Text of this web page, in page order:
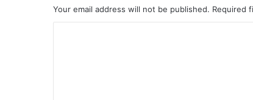
Your email address will not be published. Required